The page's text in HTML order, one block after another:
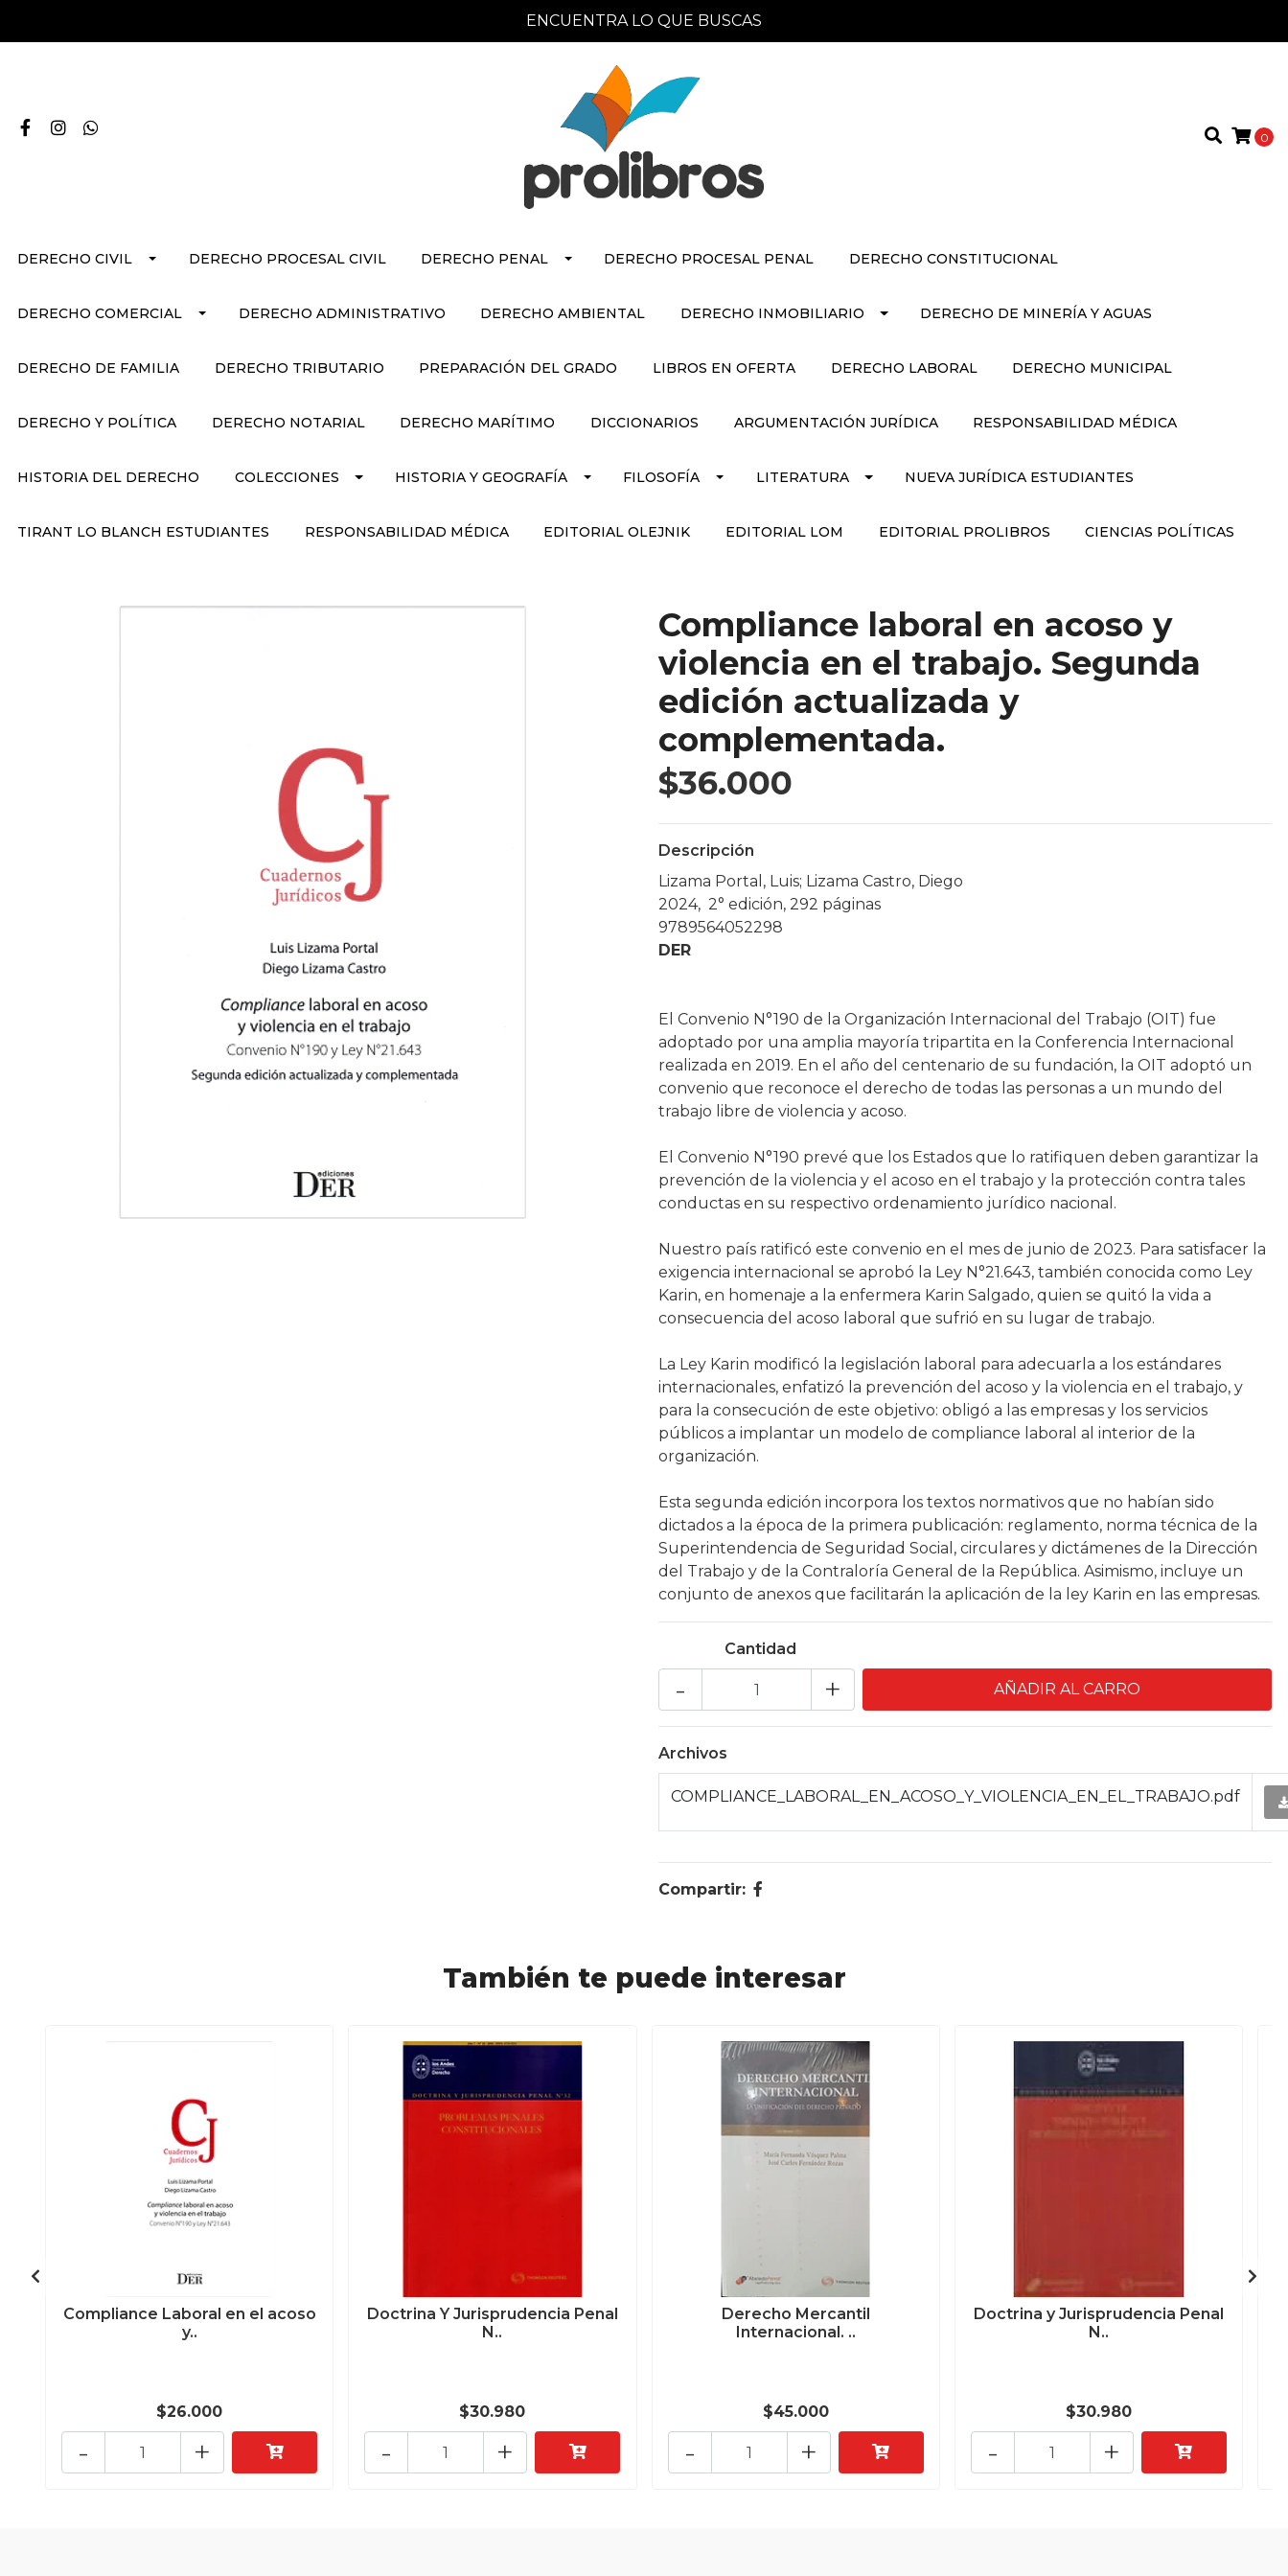
ENCUENTRA LO QUE BUSCAS
0
DERECHO CIVIL DERECHO PROCESAL CIVIL DERECHO PENAL DERECHO PROCESAL PENAL DERECHO CONSTITUCIONAL
DERECHO COMERCIAL DERECHO ADMINISTRATIVO DERECHO AMBIENTAL DERECHO INMOBILIARIO DERECHO DE MINERÍA Y AGUAS
DERECHO DE FAMILIA DERECHO TRIBUTARIO PREPARACIÓN DEL GRADO LIBROS EN OFERTA DERECHO LABORAL DERECHO MUNICIPAL
DERECHO Y POLÍTICA DERECHO NOTARIAL DERECHO MARÍTIMO DICCIONARIOS ARGUMENTACIÓN JURÍDICA RESPONSABILIDAD MÉDICA
HISTORIA DEL DERECHO COLECCIONES HISTORIA Y GEOGRAFÍA FILOSOFÍA LITERATURA NUEVA JURÍDICA ESTUDIANTES
TIRANT LO BLANCH ESTUDIANTES RESPONSABILIDAD MÉDICA EDITORIAL OLEJNIK EDITORIAL LOM EDITORIAL PROLIBROS CIENCIAS POLÍTICAS
Compliance laboral en acoso y
violencia en el trabajo. Segunda
edición actualizada y
complementada.
$36.000
Descripción
Lizama Portal, Luis; Lizama Castro, Diego
2024, 2° edición, 292 páginas
9789564052298
DER
El Convenio N°190 de la Organización Internacional del Trabajo (OIT) fue
adoptado por una amplia mayoría tripartita en la Conferencia Internacional
realizada en 2019. En el año del centenario de su fundación, la OIT adoptó un
convenio que reconoce el derecho de todas las personas a un mundo del
trabajo libre de violencia y acoso.
El Convenio N°190 prevé que los Estados que lo ratifiquen deben garantizar la
prevención de la violencia y el acoso en el trabajo y la protección contra tales
conductas en su respectivo ordenamiento jurídico nacional.
Nuestro país ratificó este convenio en el mes de junio de 2023. Para satisfacer la
exigencia internacional se aprobó la Ley N°21.643, también conocida como Ley
Karin, en homenaje a la enfermera Karin Salgado, quien se quitó la vida a
consecuencia del acoso laboral que sufrió en su lugar de trabajo.
La Ley Karin modificó la legislación laboral para adecuarla a los estándares
internacionales, enfatizó la prevención del acoso y la violencia en el trabajo, y
para la consecución de este objetivo: obligó a las empresas y los servicios
públicos a implantar un modelo de compliance laboral al interior de la
organización.
Esta segunda edición incorpora los textos normativos que no habían sido
dictados a la época de la primera publicación: reglamento, norma técnica de la
Superintendencia de Seguridad Social, circulares y dictámenes de la Dirección
del Trabajo y de la Contraloría General de la República. Asimismo, incluye un
conjunto de anexos que facilitarán la aplicación de la ley Karin en las empresas.
Cantidad
+
-
Archivos
COMPLIANCE_LABORAL_EN_ACOSO_Y_VIOLENCIA_EN_EL_TRABAJO.pdf
Compartir:
También te puede interesar
Compliance Laboral en el acoso
y..
$26.000
+
-
Doctrina Y Jurisprudencia Penal
N..
$30.980
+
-
Derecho Mercantil
Internacional. ..
$45.000
+
-
Doctrina y Jurisprudencia Penal
N..
$30.980
+
-